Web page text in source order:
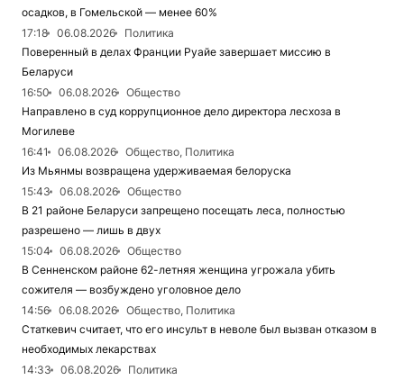
осадков, в Гомельской — менее 60%
17:18
06.08.2026
Политика
Поверенный в делах Франции Руайе завершает миссию в
Беларуси
16:50
06.08.2026
Общество
Направлено в суд коррупционное дело директора лесхоза в
Могилеве
16:41
06.08.2026
Общество, Политика
Из Мьянмы возвращена удерживаемая белоруска
15:43
06.08.2026
Общество
В 21 районе Беларуси запрещено посещать леса, полностью
разрешено — лишь в двух
15:04
06.08.2026
Общество
В Сенненском районе 62-летняя женщина угрожала убить
сожителя — возбуждено уголовное дело
14:56
06.08.2026
Общество, Политика
Статкевич считает, что его инсульт в неволе был вызван отказом в
необходимых лекарствах
14:33
06.08.2026
Политика